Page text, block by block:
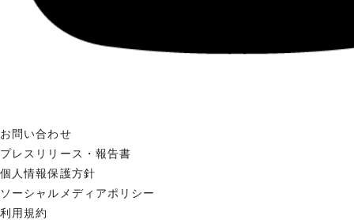
お問い合わせ
プレスリリース・報告書
個人情報保護方針
ソーシャルメディアポリシー
利用規約